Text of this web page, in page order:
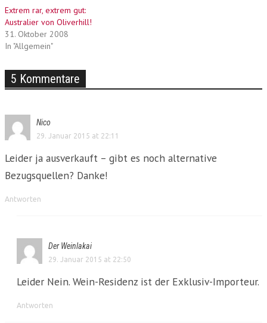
Extrem rar, extrem gut:
Australier von Oliverhill!
31. Oktober 2008
In "Allgemein"
5 Kommentare
Nico
29. Januar 2015 at 22:11
Leider ja ausverkauft – gibt es noch alternative
Bezugsquellen? Danke!
Antworten
Der Weinlakai
29. Januar 2015 at 22:50
Leider Nein. Wein-Residenz ist der Exklusiv-Importeur.
Antworten